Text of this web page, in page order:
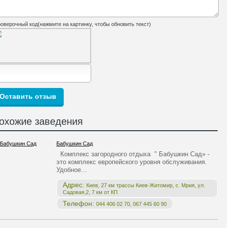
код(нажмите на картинку, чтобы обновить текст)
заведения
Бабушкин Сад
Комплекс загородного отдыха " Бабушкин Сад» -
это комплекс европейского уровня обслуживания.
Удобное…
Адрес: Киев, 27 км трассы Киев-Житомир, с. Мрия, ул.
Садовая,2, 7 км от КП
Телефон: 044 406 02 70, 067 445 60 90